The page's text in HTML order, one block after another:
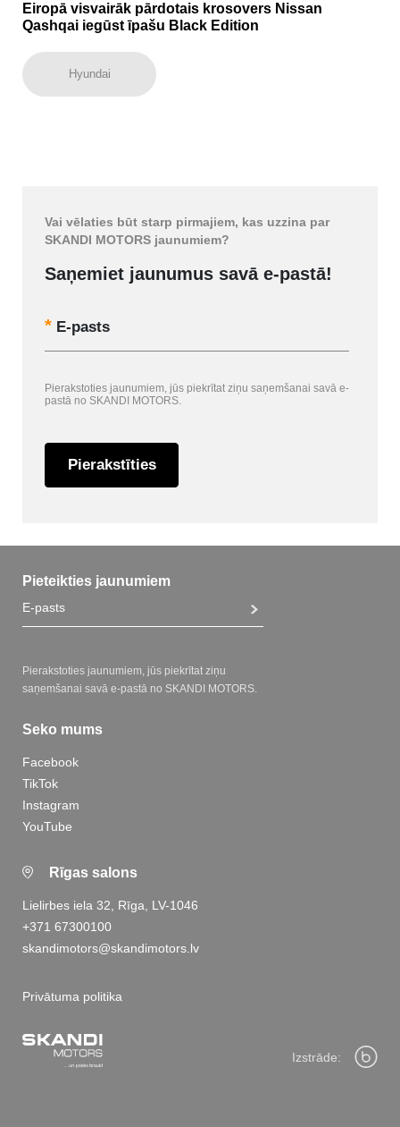
Eiropā visvairāk pārdotais krosovers Nissan
Qashqai iegūst īpašu Black Edition
Hyundai
Vai vēlaties būt starp pirmajiem, kas uzzina par
SKANDI MOTORS jaunumiem?
Saņemiet jaunumus savā e-pastā!
E-pasts
Pierakstoties jaunumiem, jūs piekrītat ziņu saņemšanai savā e-
pastā no SKANDI MOTORS.
Pierakstīties
Pieteikties jaunumiem
Pierakstoties jaunumiem, jūs piekrītat ziņu
saņemšanai savā e-pastā no SKANDI MOTORS.
Seko mums
Facebook
TikTok
Instagram
YouTube
Rīgas salons
Lielirbes iela 32, Rīga, LV-1046
+371 67300100
skandimotors@skandimotors.lv
Privātuma politika
Izstrāde: